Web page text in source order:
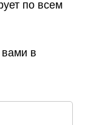
по всем
вами в